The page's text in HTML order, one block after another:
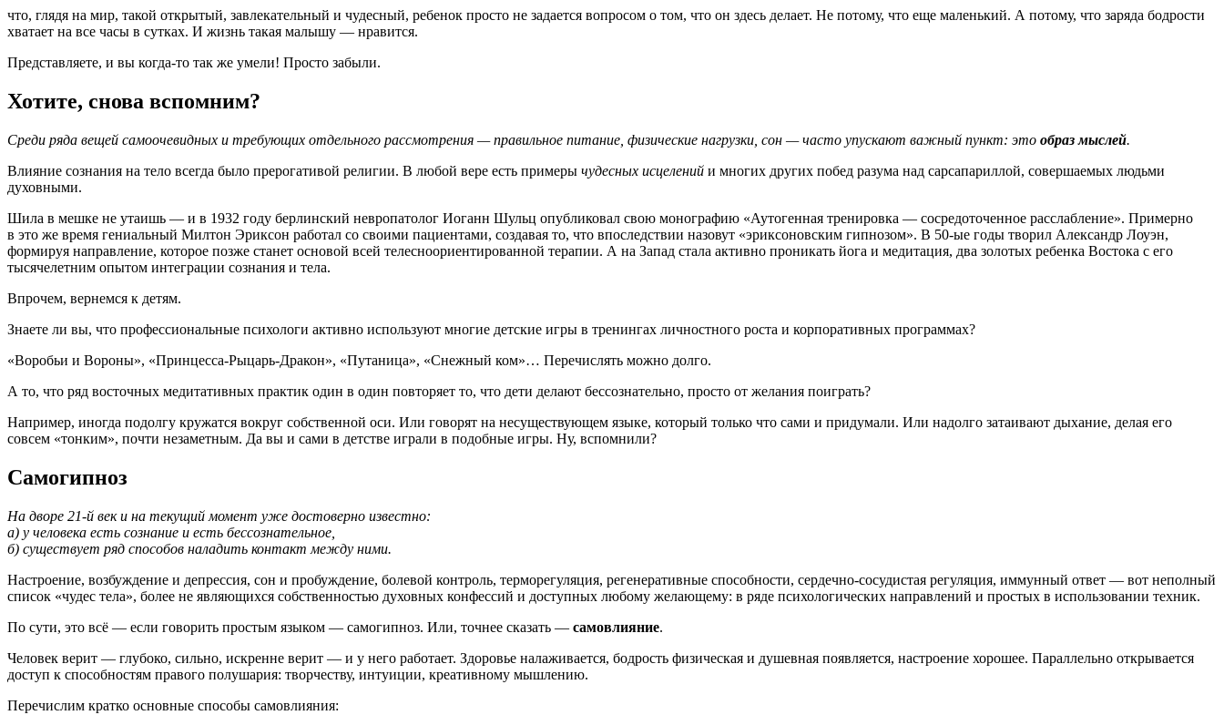
что, глядя на мир, такой открытый, завлекательный и чудесный, ребенок просто не задается вопросом о том, что он здесь делает. Не потому, что еще маленький. А потому, что заряда бодрости
хватает на все часы в сутках. И жизнь такая малышу — нравится.
Представляете, и вы когда-то так же умели! Просто забыли.
Хотите, снова вспомним?
Среди ряда вещей самоочевидных и требующих отдельного рассмотрения — правильное питание, физические нагрузки, сон — часто упускают важный пункт: это образ мыслей.
Влияние сознания на тело всегда было прерогативой религии. В любой вере есть примеры чудесных исцелений и многих других побед разума над сарсапариллой, совершаемых людьми
духовными.
Шила в мешке не утаишь — и в 1932 году берлинский невропатолог Иоганн Шульц опубликовал свою монографию «Аутогенная тренировка — сосредоточенное расслабление». Примерно
в это же время гениальный Милтон Эриксон работал со своими пациентами, создавая то, что впоследствии назовут «эриксоновским гипнозом». В 50-ые годы творил Александр Лоуэн,
формируя направление, которое позже станет основой всей телесноориентированной терапии. А на Запад стала активно проникать йога и медитация, два золотых ребенка Востока с его
тысячелетним опытом интеграции сознания и тела.
Впрочем, вернемся к детям.
Знаете ли вы, что профессиональные психологи активно используют многие детские игры в тренингах личностного роста и корпоративных программах?
«Воробьи и Вороны», «Принцесса-Рыцарь-Дракон», «Путаница», «Снежный ком»… Перечислять можно долго.
А то, что ряд восточных медитативных практик один в один повторяет то, что дети делают бессознательно, просто от желания поиграть?
Например, иногда подолгу кружатся вокруг собственной оси. Или говорят на несуществующем языке, который только что сами и придумали. Или надолго затаивают дыхание, делая его
совсем «тонким», почти незаметным. Да вы и сами в детстве играли в подобные игры. Ну, вспомнили?
Самогипноз
На дворе 21-й век и на текущий момент уже достоверно известно:
а) у человека есть сознание и есть бессознательное,
б) существует ряд способов наладить контакт между ними.
Настроение, возбуждение и депрессия, сон и пробуждение, болевой контроль, терморегуляция, регенеративные способности, сердечно-сосудистая регуляция, иммунный ответ — вот неполный
список «чудес тела», более не являющихся собственностью духовных конфессий и доступных любому желающему: в ряде психологических направлений и простых в использовании техник.
По сути, это всё — если говорить простым языком — самогипноз. Или, точнее сказать — самовлияние.
Человек верит — глубоко, сильно, искренне верит — и у него работает. Здоровье налаживается, бодрость физическая и душевная появляется, настроение хорошее. Параллельно открывается
доступ к способностям правого полушария: творчеству, интуиции, креативному мышлению.
Перечислим кратко основные способы самовлияния: